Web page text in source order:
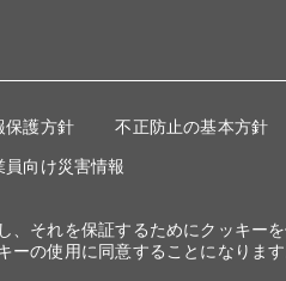
保護方針 不正防止の基本方針
員向け災害情報
それを保証するためにクッキーを
の使用に同意することになります